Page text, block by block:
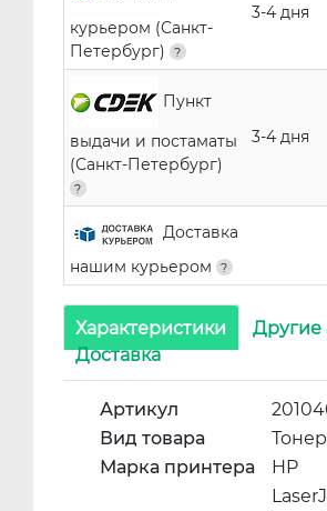
курьером (Санкт-
Петербург)
3-4 дня
Пункт
выдачи и постаматы
(Санкт-Петербург)
3-4 дня
Доставка
нашим курьером
Характеристики
Другие
Доставка
Артикул
Вид товара
Тонер
Марка принтера
HP